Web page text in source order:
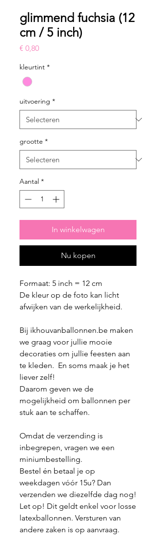
glimmend fuchsia (12
cm / 5 inch)
€ 0,80Prijs
kleurtint *
uitvoering *
grootte *
Aantal *
In winkelwagen
Nu kopen
Formaat: 5 inch = 12 cm
De kleur op de foto kan licht
afwijken van de werkelijkheid.
Bij ikhouvanballonnen.be maken
we graag voor jullie mooie
decoraties om jullie feesten aan
te kleden. En soms maak je het
liever zelf!
Daarom geven we de
mogelijkheid om ballonnen per
stuk aan te schaffen.
Omdat de verzending is
inbegrepen, vragen we een
miniumbestelling.
Bestel én betaal je op
weekdagen vóór 15u? Dan
verzenden we diezelfde dag nog!
Let op! Dit geldt enkel voor losse
latexballonnen. Versturen van
andere zaken is op aanvraag.